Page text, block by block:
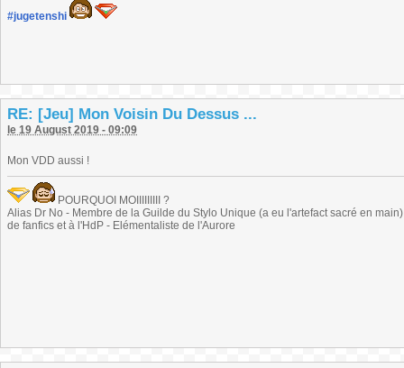
#jugetenshi
RE: [Jeu] Mon Voisin Du Dessus ...
le 19 August 2019 - 09:09
Mon VDD aussi !
POURQUOI MOIIIIIIIII ?
Alias Dr No - Membre de la Guilde du Stylo Unique (a eu l'artefact sacré en
de fanfics et à l'HdP - Elémentaliste de l'Aurore